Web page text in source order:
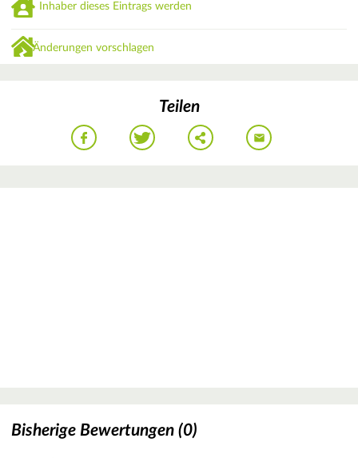
Inhaber dieses Eintrags werden
Änderungen vorschlagen
Teilen
Bisherige Bewertungen (0)